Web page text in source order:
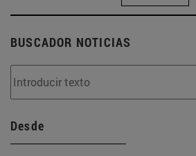
BUSCADOR NOTICIAS
Desde